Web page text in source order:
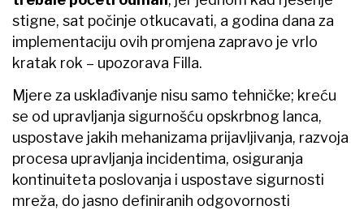
stigne, sat počinje otkucavati, a godina dana za
implementaciju ovih promjena zapravo je vrlo
kratak rok – upozorava Filla.
Mjere za usklađivanje nisu samo tehničke; kreću
se od upravljanja sigurnošću opskrbnog lanca,
uspostave jakih mehanizama prijavljivanja, razvoja
procesa upravljanja incidentima, osiguranja
kontinuiteta poslovanja i uspostave sigurnosti
mreža, do jasno definiranih odgovornosti